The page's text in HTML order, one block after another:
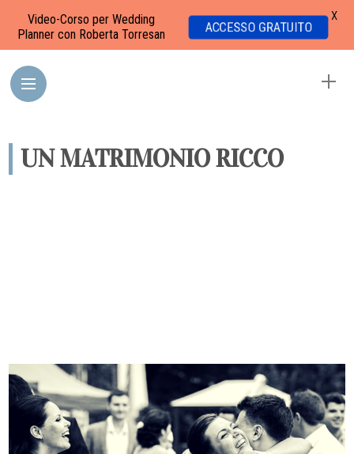
UN MATRIMONIO RICCO
Video-Corso per Wedding
Planner con Roberta Torresan
ACCESSO GRATUITO
X